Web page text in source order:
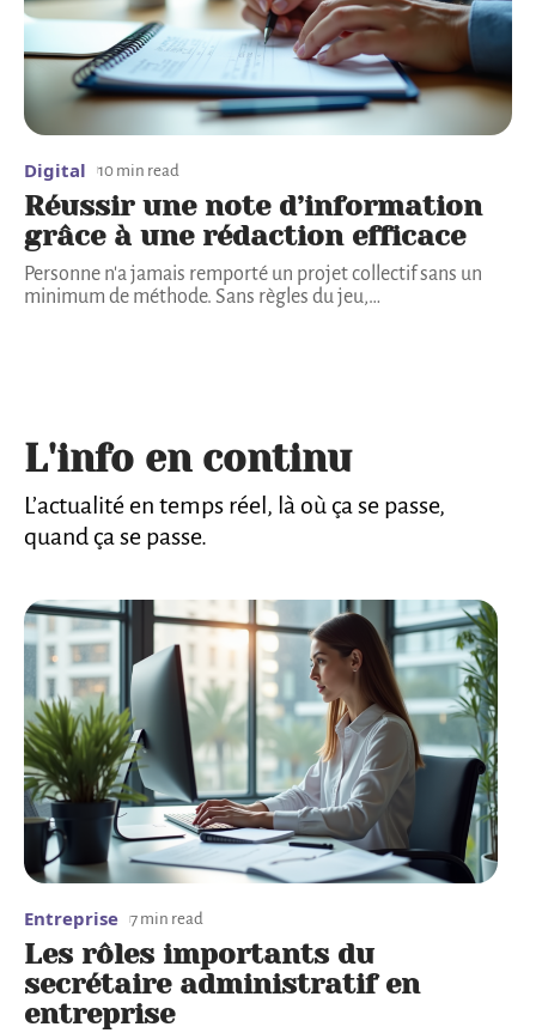
Digital 10 min read
Réussir une note d’information
grâce à une rédaction efficace
Personne n'a jamais remporté un projet collectif sans un
minimum de méthode. Sans règles du jeu,…
L'info en continu
L’actualité en temps réel, là où ça se passe,
quand ça se passe.
Entreprise 7 min read
Les rôles importants du
secrétaire administratif en
entreprise